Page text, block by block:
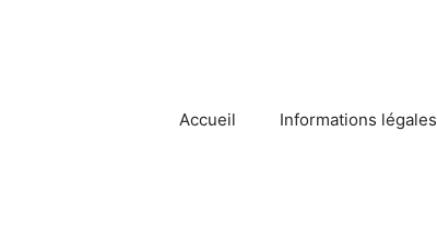
Accueil Informations légales